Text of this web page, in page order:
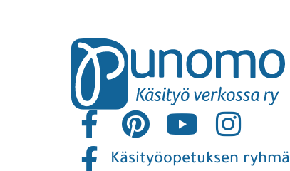
Käsityöopetuksen ryhmä